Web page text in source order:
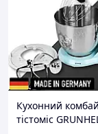
Кухонний
тістоміс